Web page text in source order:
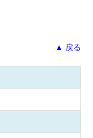
▲ 戻る